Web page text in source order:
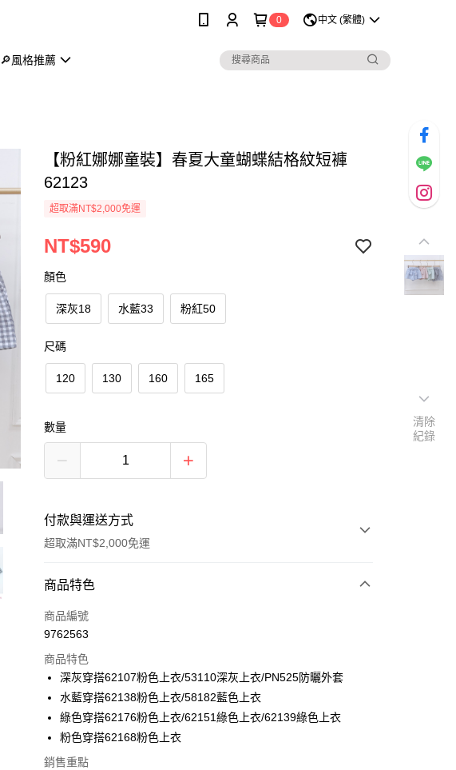
0 中文 (繁體)
🔎風格推薦
【粉紅娜娜童裝】春夏大童蝴蝶結格紋短褲
62123
超取滿NT$2,000免運
NT$590
顏色
深灰18 水藍33 粉紅50
尺碼
120 130 160 165
數量
付款與運送方式
超取滿NT$2,000免運
付款方式
信用卡一次付款
LINE Pay
Apple Pay
Google Pay
ATM付款
商品特色
商品編號
9762563
商品特色
深灰穿搭62107粉色上衣/53110深灰上衣/PN525防曬外套
水藍穿搭62138粉色上衣/58182藍色上衣
綠色穿搭62176粉色上衣/62151綠色上衣/62139綠色上衣
粉色穿搭62168粉色上衣
銷售重點
清除
紀錄